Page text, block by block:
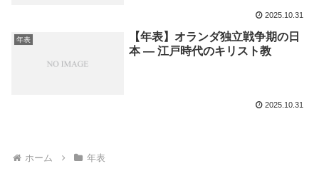
2025.10.31
年表
【年表】オランダ独立戦争期の日
本 ― 江戸時代のキリスト教
2025.10.31
ホーム 年表